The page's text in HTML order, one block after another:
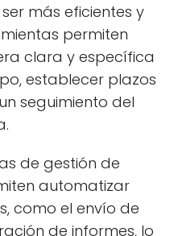
más eficientes y
permiten
clara y específica
establecer plazos
seguimiento del
de gestión de
automatizar
como el envío de
de informes, lo